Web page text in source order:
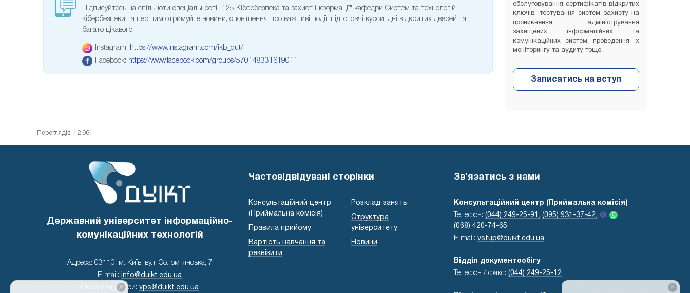
Підписуйтесь на спільноти спеціальності "125 Кібербезпека та захист інформації" кафедри Систем та технологій
кібербезпеки та першим отримуйте новини, сповіщення про важливі події, підготовчі курси, дні відкритих дверей та
багато цікавого.
Instagram: https://www.instagram.com/ikb_dut/
Facebook: https://www.facebook.com/groups/570148331619011
обслуговування сертифікатів відкритих
ключів, тестування систем захисту на
проникнення, адміністрування
захищених інформаційних та
комунікаційних систем, проведення їх
моніторингу та аудиту тощо.
Переглядів: 12 961
Державний університет інформаційно-
комунікаційних технологій
Адреса: 03110, м. Київ, вул. Солом'янська, 7
E-mail:
info@duikt.edu.ua
Скринька довіри: vps@duikt.edu.ua
Частовідвідувані сторінки
Консультаційний центр
(Приймальна комісія)
Правила прийому
Вартість навчання та
реквізити
Розклад занять
Структура
університету
Новини
Зв'язатись з нами
Консультаційний центр (Приймальна комісія)
Телефон: (044) 249-25-91; (095) 931-37-42;
(068) 420-74-65
E-mail: vstup@duikt.edu.ua
Відділ документообігу
Телефон / факс: (044) 249-25-12
×
×